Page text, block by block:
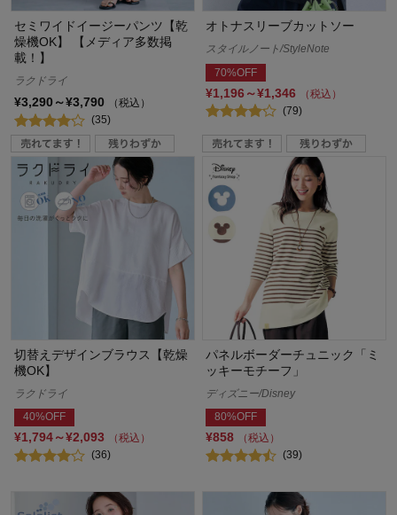
セミワイドイージーパンツ【乾
燥機OK】 【メディア多数掲
載！】
ラクドライ
¥3,290～¥3,790
（税込）
(35)
オトナスリーブカットソー
スタイルノート/StyleNote
70%OFF
¥1,196～¥1,346
（税込）
(79)
切替えデザインブラウス【乾燥
機OK】
ラクドライ
40%OFF
¥1,794～¥2,093
（税込）
(36)
パネルボーダーチュニック「ミ
ッキーモチーフ」
ディズニー/Disney
80%OFF
¥858
（税込）
(39)